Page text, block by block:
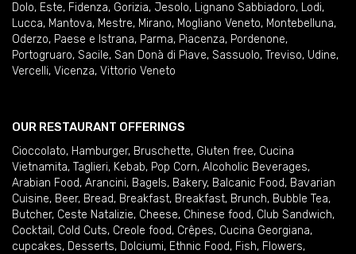
Dolo, Este, Fidenza, Gorizia, Jesolo, Lignano Sabbiadoro, Lodi,
Lucca, Mantova, Mestre, Mirano, Mogliano Veneto, Montebelluna,
Oderzo, Paese e Istrana, Parma, Piacenza, Pordenone,
Portogruaro, Sacile, San Donà di Piave, Sassuolo, Treviso, Udine,
Vercelli, Vicenza, Vittorio Veneto
OUR RESTAURANT OFFERINGS
Cioccolato, Hamburger, Bruschette, Gluten free, Cucina
Vietnamita, Taglieri, Kebab, Pop Corn, Alcoholic Beverages,
Arabian Food, Arancini, Bagels, Bakery, Balcanic Food, Bavarian
Cuisine, Beer, Bread, Breakfast, Breakfast, Brunch, Bubble Tea,
Butcher, Ceste Natalizie, Cheese, Chinese food, Club Sandwich,
Cocktail , Cold Cuts, Creole food, Crêpes, Cucina Georgiana,
cupcakes, Desserts, Dolciumi, Ethnic Food, Fish, Flowers,